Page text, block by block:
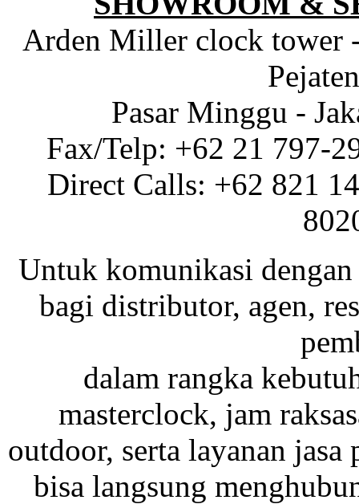
Arden Miller clock tower
Pasar Minggu -
Fax/Telp: +62 21 797-
Direct Calls: +62 821
Untuk komunikasi dengan
bagi distributor, agen,
dalam rangka
masterclock, jam
outdoor, serta layanan
bisa langsung